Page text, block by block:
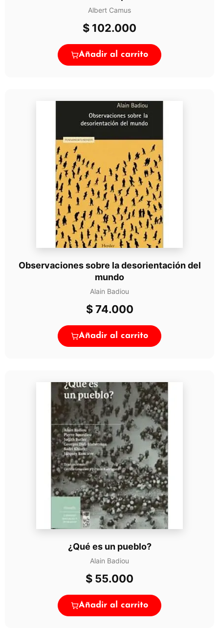
Albert Camus
$ 102.000
Añadir al carrito
Observaciones sobre la desorientación del
mundo
Alain Badiou
$74.000
Añadir al carrito
¿Qué es un pueblo?
Alain Badiou
$ 55.000
Añadir al carrito